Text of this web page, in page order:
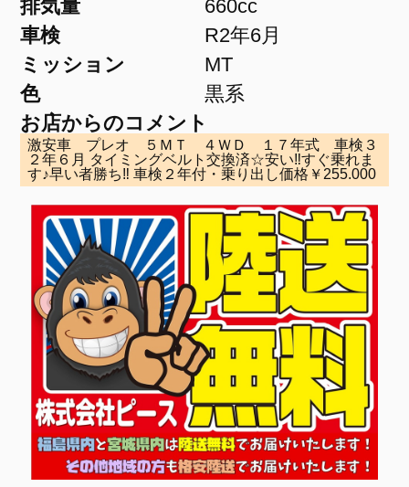
排気量
660cc
車検
R2年6月
ミッション
MT
色
黒系
お店からのコメント
激安車 プレオ ５ＭＴ ４ＷＤ １７年式 車検３
２年６月 タイミングベルト交換済☆安い‼すぐ乗れま
す♪早い者勝ち‼ 車検２年付・乗り出し価格￥255.000